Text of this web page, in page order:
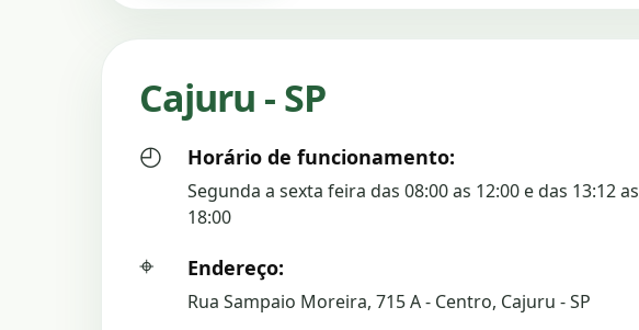
Cajuru - SP
◴ Horário de funcionamento:
Segunda a sexta feira das 08:00 as 12:00 e das 13:12 as
18:00
⌖ Endereço:
Rua Sampaio Moreira, 715 A - Centro, Cajuru - SP